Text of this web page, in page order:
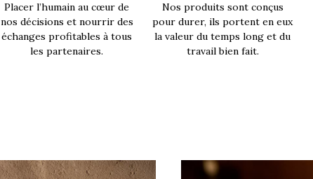
Placer l’humain au cœur de
nos décisions et nourrir des
échanges profitables à tous
les partenaires.
Nos produits sont conçus
pour durer, ils portent en eux
la valeur du temps long et du
travail bien fait.